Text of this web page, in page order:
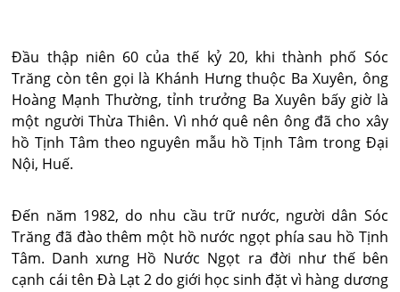
Đầu thập niên 60 của thế kỷ 20, khi thành phố Sóc
Trăng còn tên gọi là Khánh Hưng thuộc Ba Xuyên, ông
Hoàng Mạnh Thường, tỉnh trưởng Ba Xuyên bấy giờ là
một người Thừa Thiên. Vì nhớ quê nên ông đã cho xây
hồ Tịnh Tâm theo nguyên mẫu hồ Tịnh Tâm trong Đại
Nội, Huế.
Đến năm 1982, do nhu cầu trữ nước, người dân Sóc
Trăng đã đào thêm một hồ nước ngọt phía sau hồ Tịnh
Tâm. Danh xưng Hồ Nước Ngọt ra đời như thế bên
cạnh cái tên Đà Lạt 2 do giới học sinh đặt vì hàng dương